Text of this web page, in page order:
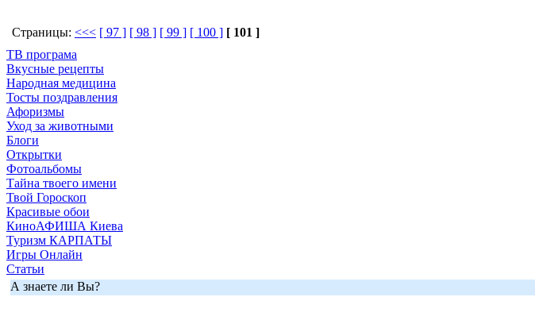
Страницы: <<< [ 97 ] [ 98 ] [ 99 ] [ 100 ] [ 101 ]
ТВ програма
Вкусные рецепты
Народная медицина
Тосты поздравления
Афоризмы
Уход за животными
Блоги
Открытки
Фотоальбомы
Тайна твоего имени
Твой Гороскоп
Красивые обои
КиноАФИША Киева
Туризм КАРПАТЫ
Игры Онлайн
Статьи
А знаете ли Вы?